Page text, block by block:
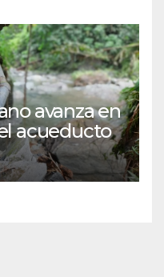
avanza en
acueducto